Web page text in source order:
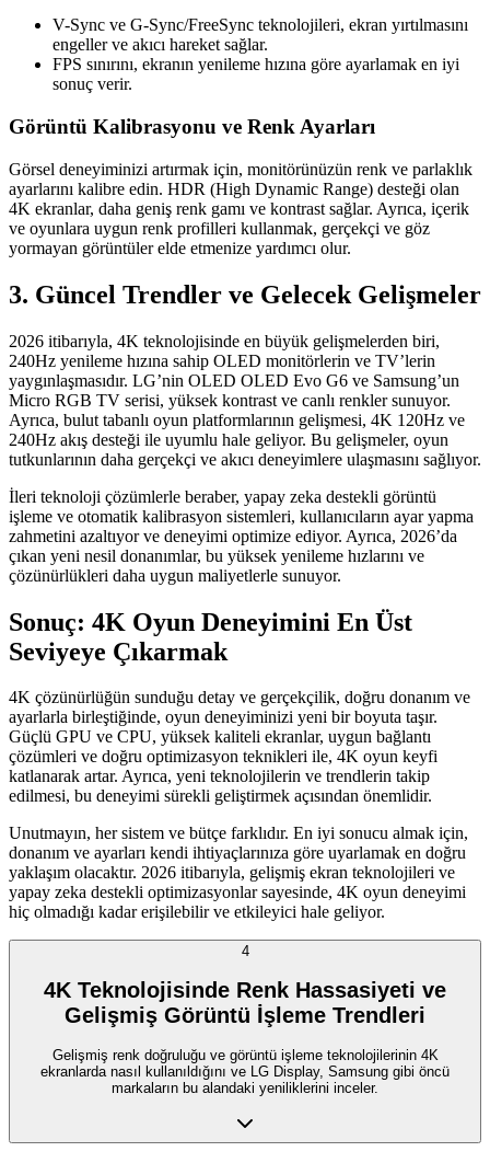
V-Sync ve G-Sync/FreeSync teknolojileri, ekran yırtılmasını
engeller ve akıcı hareket sağlar.
FPS sınırını, ekranın yenileme hızına göre ayarlamak en iyi
sonuç verir.
Görüntü Kalibrasyonu ve Renk Ayarları
Görsel deneyiminizi artırmak için, monitörünüzün renk ve parlaklık
ayarlarını kalibre edin. HDR (High Dynamic Range) desteği olan
4K ekranlar, daha geniş renk gamı ve kontrast sağlar. Ayrıca, içerik
ve oyunlara uygun renk profilleri kullanmak, gerçekçi ve göz
yormayan görüntüler elde etmenize yardımcı olur.
3. Güncel Trendler ve Gelecek Gelişmeler
2026 itibarıyla, 4K teknolojisinde en büyük gelişmelerden biri,
240Hz yenileme hızına sahip OLED monitörlerin ve TV’lerin
yaygınlaşmasıdır. LG’nin OLED OLED Evo G6 ve Samsung’un
Micro RGB TV serisi, yüksek kontrast ve canlı renkler sunuyor.
Ayrıca, bulut tabanlı oyun platformlarının gelişmesi, 4K 120Hz ve
240Hz akış desteği ile uyumlu hale geliyor. Bu gelişmeler, oyun
tutkunlarının daha gerçekçi ve akıcı deneyimlere ulaşmasını sağlıyor.
İleri teknoloji çözümlerle beraber, yapay zeka destekli görüntü
işleme ve otomatik kalibrasyon sistemleri, kullanıcıların ayar yapma
zahmetini azaltıyor ve deneyimi optimize ediyor. Ayrıca, 2026’da
çıkan yeni nesil donanımlar, bu yüksek yenileme hızlarını ve
çözünürlükleri daha uygun maliyetlerle sunuyor.
Sonuç: 4K Oyun Deneyimini En Üst
Seviyeye Çıkarmak
4K çözünürlüğün sunduğu detay ve gerçekçilik, doğru donanım ve
ayarlarla birleştiğinde, oyun deneyiminizi yeni bir boyuta taşır.
Güçlü GPU ve CPU, yüksek kaliteli ekranlar, uygun bağlantı
çözümleri ve doğru optimizasyon teknikleri ile, 4K oyun keyfi
katlanarak artar. Ayrıca, yeni teknolojilerin ve trendlerin takip
edilmesi, bu deneyimi sürekli geliştirmek açısından önemlidir.
Unutmayın, her sistem ve bütçe farklıdır. En iyi sonucu almak için,
donanım ve ayarları kendi ihtiyaçlarınıza göre uyarlamak en doğru
yaklaşım olacaktır. 2026 itibarıyla, gelişmiş ekran teknolojileri ve
yapay zeka destekli optimizasyonlar sayesinde, 4K oyun deneyimi
hiç olmadığı kadar erişilebilir ve etkileyici hale geliyor.
4
4K Teknolojisinde Renk Hassasiyeti ve
Gelişmiş Görüntü İşleme Trendleri
Gelişmiş renk doğruluğu ve görüntü işleme teknolojilerinin 4K
ekranlarda nasıl kullanıldığını ve LG Display, Samsung gibi öncü
markaların bu alandaki yeniliklerini inceler.